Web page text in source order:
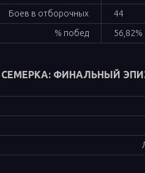
Боев в отборочных
44
% побед
56,82%
ФИНАЛЬНЫЙ